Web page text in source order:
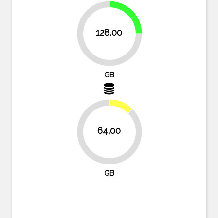
128,00
75%
25%
GB
64,00
87.5%
12.5%
GB